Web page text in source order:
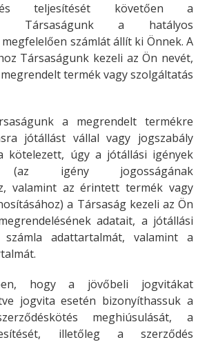
teljesítését követően a
Társaságunk a hatályos
számlát állít ki Önnek. A
Társaságunk kezeli az Ön nevét,
termék vagy szolgáltatás
a megrendelt termékre
jótállást vállal vagy jogszabály
kötelezett, úgy a jótállási igények
(az igény jogosságának
valamint az érintett termék vagy
a Társaság kezeli az Ön
adatait, a jótállási
adattartalmát, valamint a
hogy a jövőbeli jogvitákat
jogvita esetén bizonyíthassuk a
meghiúsulását, a
illetőleg a szerződés